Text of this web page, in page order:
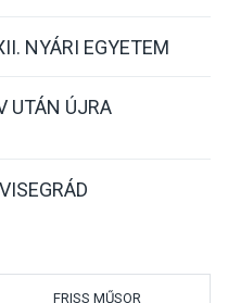
NYÁRI EGYETEM
UTÁN ÚJRA
FRISS MŰSOR